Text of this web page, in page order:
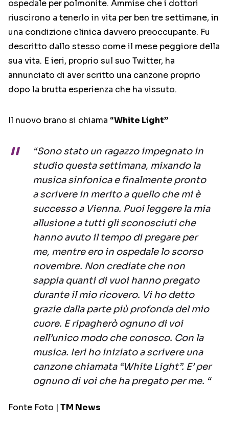
ospedale per polmonite. Ammise che i dottori
riuscirono a tenerlo in vita per ben tre settimane, in
una condizione clinica davvero preoccupante. Fu
descritto dallo stesso come il mese peggiore della
sua vita. E ieri, proprio sul suo Twitter, ha
annunciato di aver scritto una canzone proprio
dopo la brutta esperienza che ha vissuto.
Il nuovo brano si chiama “White Light”
“Sono stato un ragazzo impegnato in
studio questa settimana, mixando la
musica sinfonica e finalmente pronto
a scrivere in merito a quello che mi è
successo a Vienna. Puoi leggere la mia
allusione a tutti gli sconosciuti che
hanno avuto il tempo di pregare per
me, mentre ero in ospedale lo scorso
novembre. Non crediate che non
sappia quanti di vuoi hanno pregato
durante il mio ricovero. Vi ho detto
grazie dalla parte più profonda del mio
cuore. E ripagherò ognuno di voi
nell’unico modo che conosco. Con la
musica. Ieri ho iniziato a scrivere una
canzone chiamata “White Light”. E’ per
ognuno di voi che ha pregato per me. “
Fonte Foto | TM News